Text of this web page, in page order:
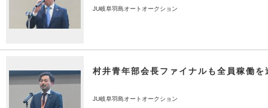
JU岐阜羽島オートオークション
村井青年部会長ファイナルも全員稼働を
JU岐阜羽島オートオークション